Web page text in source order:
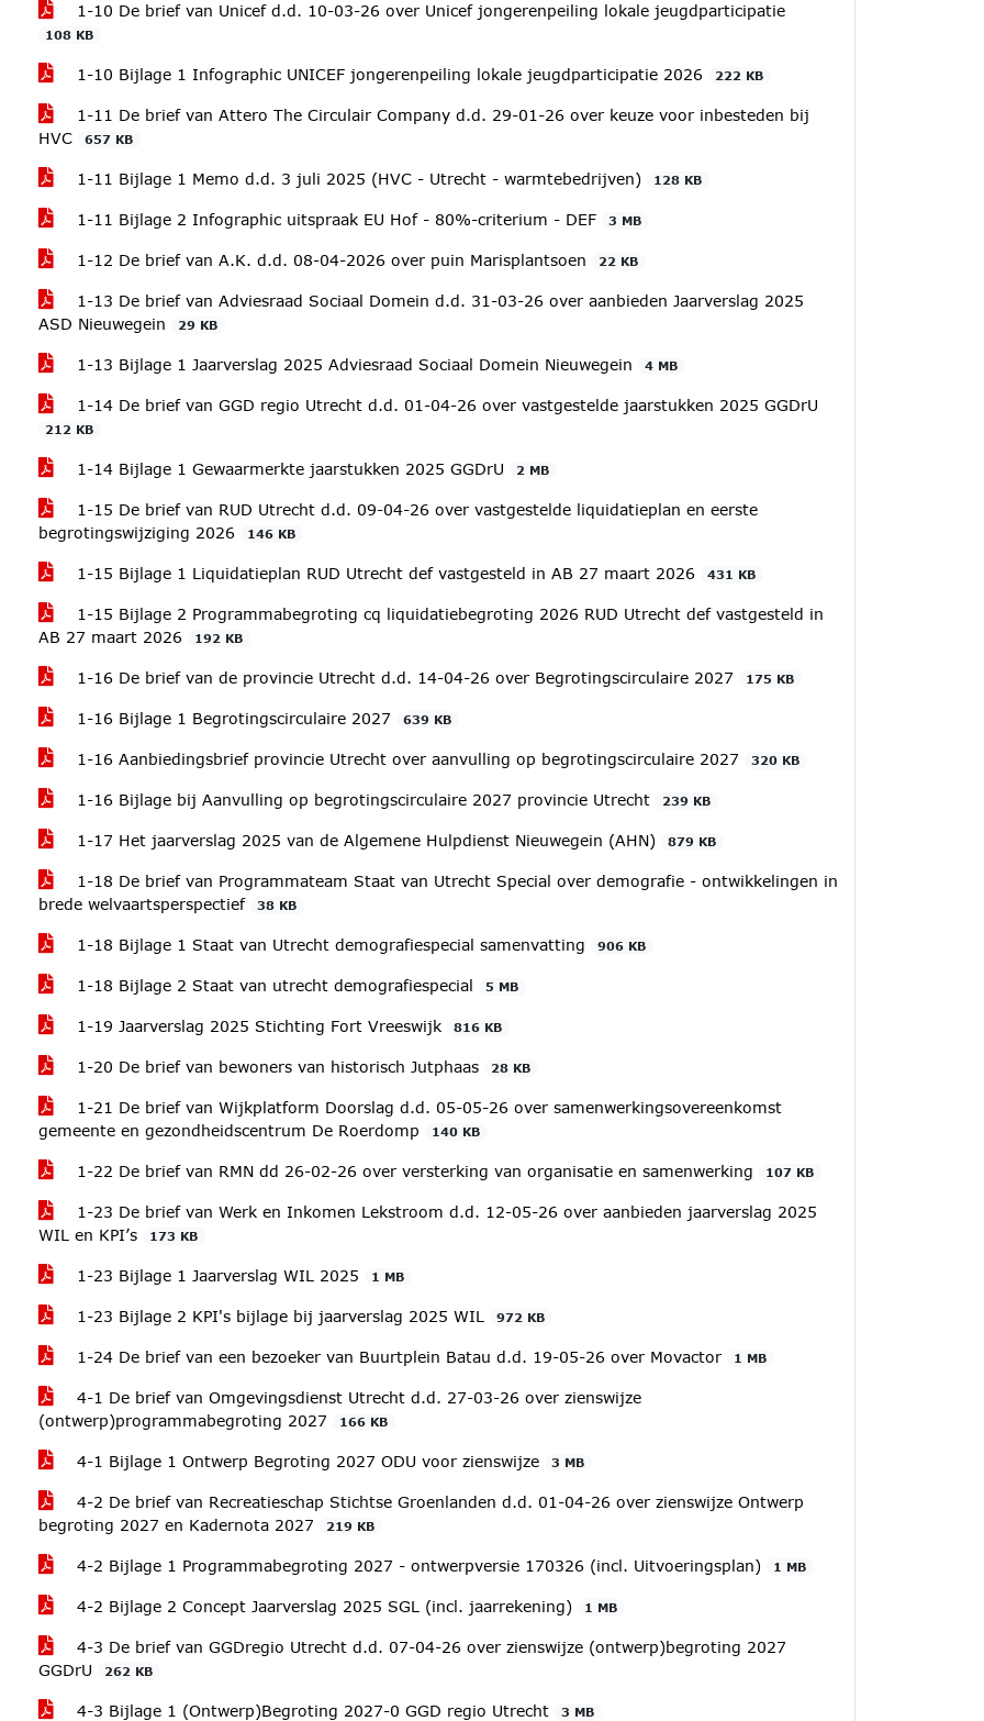
1-10 De brief van Unicef d.d. 10-03-26 over Unicef jongerenpeiling lokale jeugdparticipatie
108 KB
1-10 Bijlage 1 Infographic UNICEF jongerenpeiling lokale jeugdparticipatie 2026 222 KB
1-11 De brief van Attero The Circulair Company d.d. 29-01-26 over keuze voor inbesteden bij
HVC
657 KB
1-11 Bijlage 1 Memo d.d. 3 juli 2025 (HVC - Utrecht - warmtebedrijven) 128 KB
1-11 Bijlage 2 Infographic uitspraak EU Hof - 80%-criterium - DEF 3 MB
1-12 De brief van A.K. d.d. 08-04-2026 over puin Marisplantsoen 22 KB
1-13 De brief van Adviesraad Sociaal Domein d.d. 31-03-26 over aanbieden Jaarverslag 2025
ASD Nieuwegein
29 KB
1-13 Bijlage 1 Jaarverslag 2025 Adviesraad Sociaal Domein Nieuwegein 4 MB
1-14 De brief van GGD regio Utrecht d.d. 01-04-26 over vastgestelde jaarstukken 2025 GGDrU
212 KB
1-14 Bijlage 1 Gewaarmerkte jaarstukken 2025 GGDrU 2 MB
1-15 De brief van RUD Utrecht d.d. 09-04-26 over vastgestelde liquidatieplan en eerste
begrotingswijziging 2026
146 KB
1-15 Bijlage 1 Liquidatieplan RUD Utrecht def vastgesteld in AB 27 maart 2026 431 KB
1-15 Bijlage 2 Programmabegroting cq liquidatiebegroting 2026 RUD Utrecht def vastgesteld in
AB 27 maart 2026
192 KB
1-16 De brief van de provincie Utrecht d.d. 14-04-26 over Begrotingscirculaire 2027 175 KB
1-16 Bijlage 1 Begrotingscirculaire 2027 639 KB
1-16 Aanbiedingsbrief provincie Utrecht over aanvulling op begrotingscirculaire 2027 320 KB
1-16 Bijlage bij Aanvulling op begrotingscirculaire 2027 provincie Utrecht 239 KB
1-17 Het jaarverslag 2025 van de Algemene Hulpdienst Nieuwegein (AHN) 879 KB
1-18 De brief van Programmateam Staat van Utrecht Special over demografie - ontwikkelingen in
brede welvaartsperspectief
38 KB
1-18 Bijlage 1 Staat van Utrecht demografiespecial samenvatting 906 KB
1-18 Bijlage 2 Staat van utrecht demografiespecial 5 MB
1-19 Jaarverslag 2025 Stichting Fort Vreeswijk 816 KB
1-20 De brief van bewoners van historisch Jutphaas 28 KB
1-21 De brief van Wijkplatform Doorslag d.d. 05-05-26 over samenwerkingsovereenkomst
gemeente en gezondheidscentrum De Roerdomp
140 KB
1-22 De brief van RMN dd 26-02-26 over versterking van organisatie en samenwerking 107 KB
1-23 De brief van Werk en Inkomen Lekstroom d.d. 12-05-26 over aanbieden jaarverslag 2025
WIL en KPI’s
173 KB
1-23 Bijlage 1 Jaarverslag WIL 2025 1 MB
1-23 Bijlage 2 KPI's bijlage bij jaarverslag 2025 WIL 972 KB
1-24 De brief van een bezoeker van Buurtplein Batau d.d. 19-05-26 over Movactor 1 MB
4-1 De brief van Omgevingsdienst Utrecht d.d. 27-03-26 over zienswijze
(ontwerp)programmabegroting 2027
166 KB
4-1 Bijlage 1 Ontwerp Begroting 2027 ODU voor zienswijze 3 MB
4-2 De brief van Recreatieschap Stichtse Groenlanden d.d. 01-04-26 over zienswijze Ontwerp
begroting 2027 en Kadernota 2027
219 KB
4-2 Bijlage 1 Programmabegroting 2027 - ontwerpversie 170326 (incl. Uitvoeringsplan) 1 MB
4-2 Bijlage 2 Concept Jaarverslag 2025 SGL (incl. jaarrekening) 1 MB
4-3 De brief van GGDregio Utrecht d.d. 07-04-26 over zienswijze (ontwerp)begroting 2027
GGDrU
262 KB
4-3 Bijlage 1 (Ontwerp)Begroting 2027-0 GGD regio Utrecht 3 MB